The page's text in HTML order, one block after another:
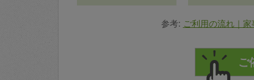
参考: ご利用の流れ｜